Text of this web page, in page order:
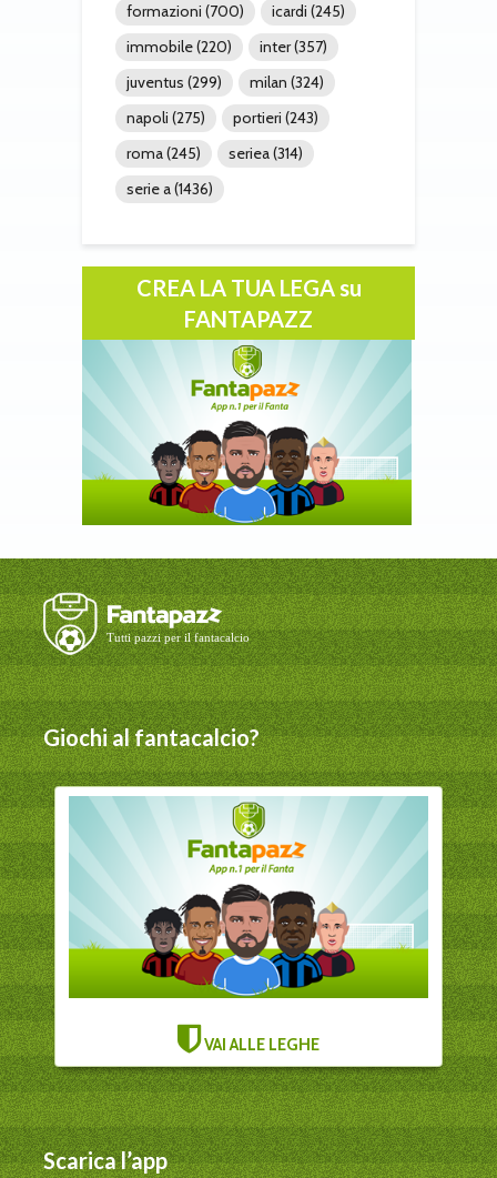
formazioni (700) icardi (245)
immobile(220) inter(357)
juventus (299) milan (324)
napoli (275) portieri (243)
roma(245) seriea(314)
serie a(1436)
CREA LA TUA LEGA su
FANTAPAZZ
Giochi al fantacalcio?
VAI ALLE LEGHE
Scarica l’app